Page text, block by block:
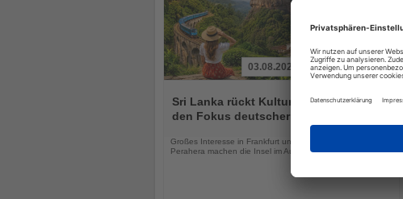
Sie
die
03.08.2026
Sri Lanka rückt Kultur und Vielfalt in
den Fokus deutscher Urlauber
Großes Interesse in Frankfurt und das Kandy Esala
Perahera machen die Insel im August besonders attraktiv